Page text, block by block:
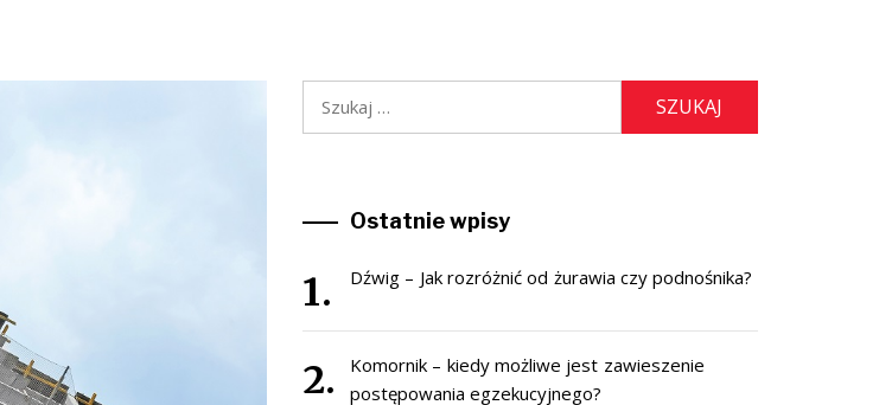
Ostatnie wpisy
Dźwig – Jak rozróżnić od żurawia czy podnośnika?
Komornik – kiedy możliwe jest zawieszenie
postępowania egzekucyjnego?